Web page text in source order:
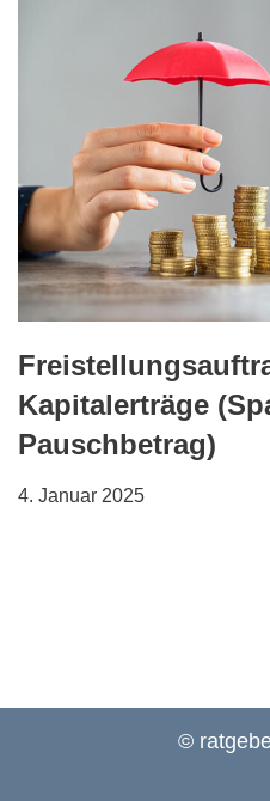
Kapitalerträge
Pauschbetrag)
4. Januar 2025
©